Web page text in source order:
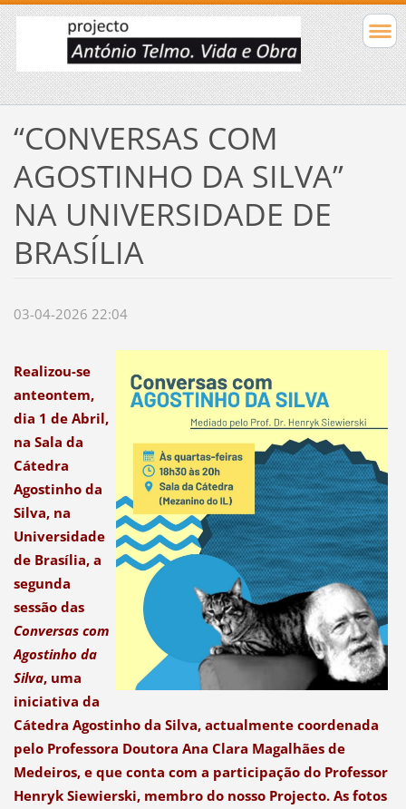
“CONVERSAS COM
AGOSTINHO DA SILVA”
NA UNIVERSIDADE DE
BRASÍLIA
03-04-2026 22:04
Realizou-se
anteontem,
dia 1 de Abril,
na Sala da
Cátedra
Agostinho da
Silva, na
Universidade
de Brasília, a
segunda
sessão das
Conversas com
Agostinho da
Silva, uma
iniciativa da
Cátedra Agostinho da Silva, actualmente coordenada
pelo Professora Doutora Ana Clara Magalhães de
Medeiros, e que conta com a participação do Professor
Henryk Siewierski, membro do nosso Projecto. As fotos